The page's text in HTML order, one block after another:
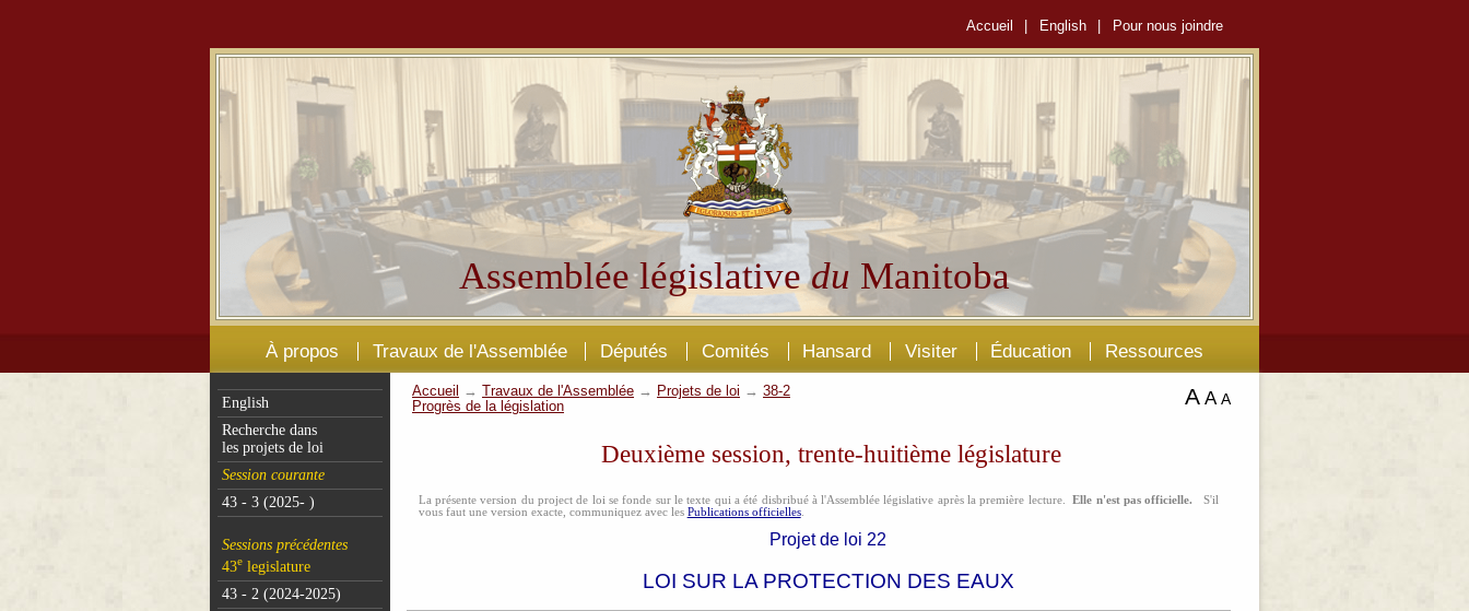
Accueil English Pour nous joindre
Assemblée législativedu Manitoba
À propos Travaux de l'Assemblée Députés Comités Hansard Visiter Éducation Ressources
English
Recherche dans
les projets de loi
Session courante
43 - 3 (2025- )
Sessions précédentes
43elegislature
43 - 2 (2024-2025)
Accueil → Travaux de l'Assemblée → Projets de loi → 38-2
Progrès de la législation
A A A
Deuxième session, trente-huitième législature
La présente version du project de loi se fonde sur le texte qui a été disbribué à l'Assemblée législative après la première lecture.Elle n'est pas officielle.
S'il
vous faut une version exacte, communiquez avec les Publications officielles.
Projet de loi 22
LOI SUR LA PROTECTION DES EAUX